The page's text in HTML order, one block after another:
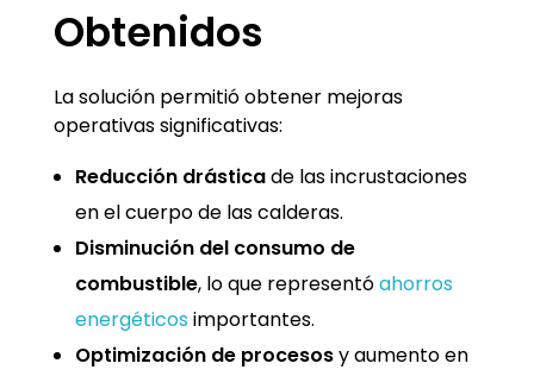
Obtenidos
La solución permitió obtener mejoras
operativas significativas:
Reducción drásticade las incrustaciones
en el cuerpo de las calderas.
Disminución del consumo de
combustible, lo que representóahorros
energéticosimportantes.
Optimización de procesosy aumento en